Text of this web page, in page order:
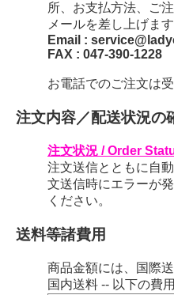
所、お支払方法、ご
メールを差し上げま
Email :
FAX : 047-390-1228
お電話でのご注文は
注文内容／配送状況の
注文状況 / Order
注文送信とともに自
文送信時にエラーが
ください。
送料等諸費用
商品金額には、国際
国内送料 -- 以下の費